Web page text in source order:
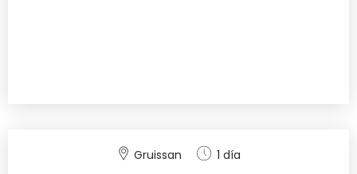
Gruissan 1 día